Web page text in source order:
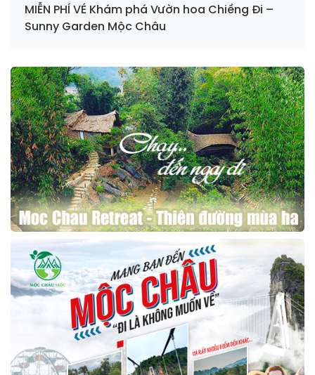
MIỄN PHÍ VÉ Khám phá Vườn hoa Chiềng Đi –
Sunny Garden Mộc Châu